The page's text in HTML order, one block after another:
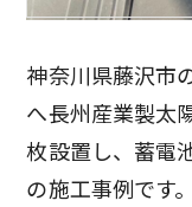
神奈川県藤沢市
へ長州産業製太
枚設置し、蓄電
の施工事例です。